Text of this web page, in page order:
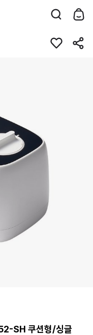
SH 쿠션형/싱글